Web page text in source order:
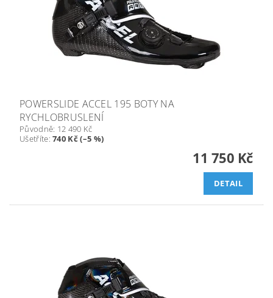
POWERSLIDE ACCEL 195 BOTY NA
RYCHLOBRUSLENÍ
Původně: 12 490 Kč
Ušetříte:740 Kč (–5 %)
11 750 Kč
DETAIL